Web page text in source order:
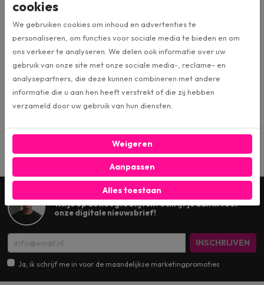
MAX Vermogen: 240W
RMS Vermogen: 80W
29 x 21 x 7.2cm (LxBxH)
Formaat: 6x8 inch
€ 150,00
€ 199,00adviesprijs
Wil je op de hoogte blijven? Schrijf je dan in voor
onze digitale nieuwsbrief!
INSCHRIJVEN
Ja, ik schrijf me in voor de maandelijkse marketingpromoties
cookies
We gebruiken cookies om inhoud en advertenties te
personaliseren, om functies voor sociale media te bieden en om
ons verkeer te analyseren. We delen ook informatie over uw
gebruik van onze site met onze sociale media-, reclame- en
analysepartners, die deze kunnen combineren met andere
informatie die u aan hen heeft verstrekt of die zij hebben
verzameld door uw gebruik van hun diensten.
Weigeren
Aanpassen
Alles toestaan